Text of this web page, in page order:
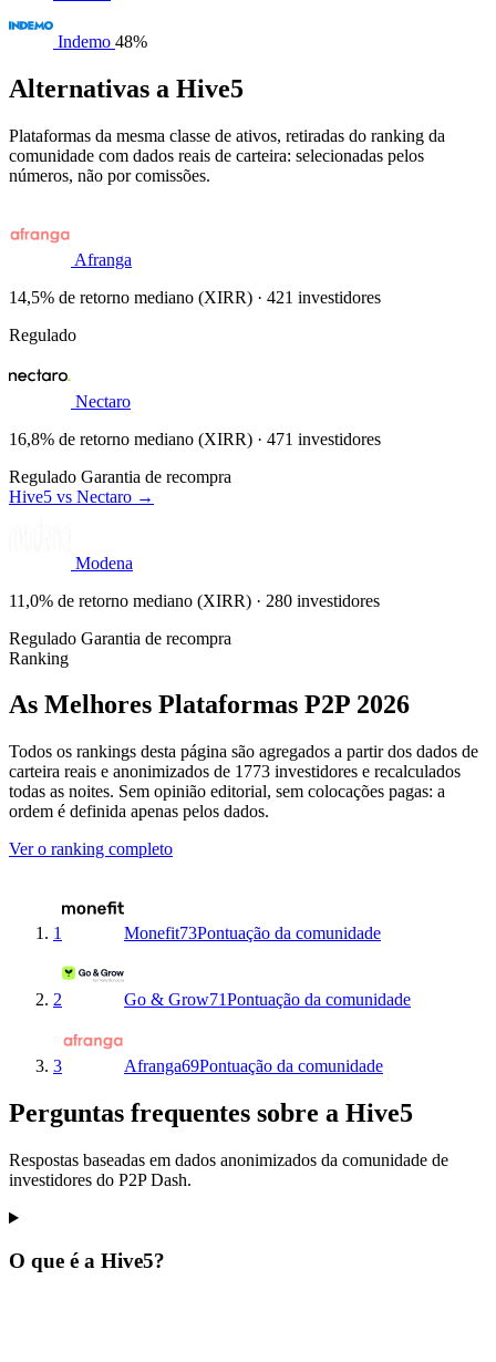
Indemo 48%
Alternativas a Hive5
Plataformas da mesma classe de ativos, retiradas do ranking da
comunidade com dados reais de carteira: selecionadas pelos
números, não por comissões.
Afranga
14,5% de retorno mediano (XIRR) · 421 investidores
Regulado
Nectaro
16,8% de retorno mediano (XIRR) · 471 investidores
Regulado Garantia de recompra
Hive5 vs Nectaro →
Modena
11,0% de retorno mediano (XIRR) · 280 investidores
Regulado Garantia de recompra
Ranking
As Melhores Plataformas P2P 2026
Todos os rankings desta página são agregados a partir dos dados de
carteira reais e anonimizados de 1773 investidores e recalculados
todas as noites. Sem opinião editorial, sem colocações pagas: a
ordem é definida apenas pelos dados.
Ver o ranking completo
1 Monefit73Pontuação da comunidade
2 Go & Grow71Pontuação da comunidade
3 Afranga69Pontuação da comunidade
Perguntas frequentes sobre a Hive5
Respostas baseadas em dados anonimizados da comunidade de
investidores do P2P Dash.
O que é a Hive5?